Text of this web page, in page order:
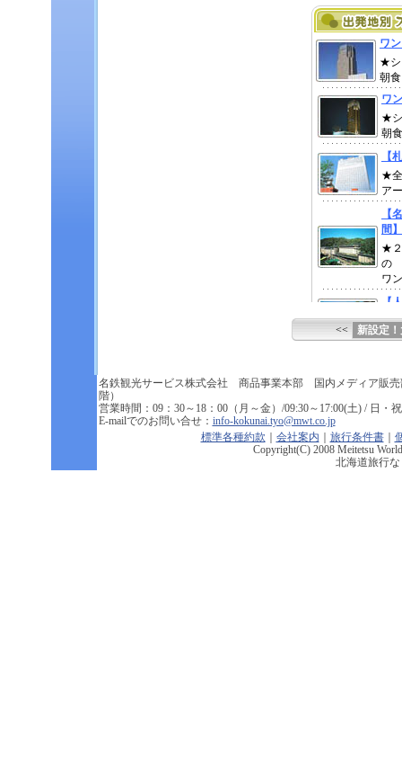
<< 新設定
名鉄観光サービス株式会社 商品事業本部 国内メディア販売
階）
営業時間：09：30～18：00（月～金）/09:30～17:00(土) / 日
E-mailでのお問い合せ： info-kokunai.tyo@mwt.co.jp
標準各種約款
会社案内 旅行条件書｜
Copyright(C) 2008 Meitetsu
北海道旅行